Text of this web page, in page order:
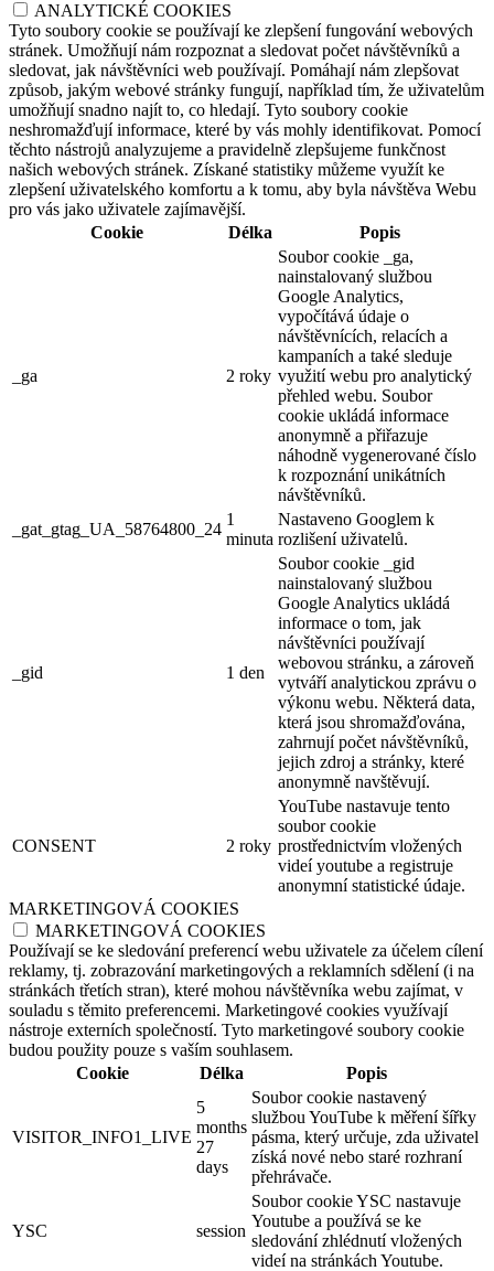
ANALYTICKÉ COOKIES
Tyto soubory cookie se používají ke zlepšení fungování webových
stránek. Umožňují nám rozpoznat a sledovat počet návštěvníků a
sledovat, jak návštěvníci web používají. Pomáhají nám zlepšovat
způsob, jakým webové stránky fungují, například tím, že uživatelům
umožňují snadno najít to, co hledají. Tyto soubory cookie
neshromažďují informace, které by vás mohly identifikovat. Pomocí
těchto nástrojů analyzujeme a pravidelně zlepšujeme funkčnost
našich webových stránek. Získané statistiky můžeme využít ke
zlepšení uživatelského komfortu a k tomu, aby byla návštěva Webu
pro vás jako uživatele zajímavější.
Cookie
Délka Popis
_ga 2 roky
Soubor cookie _ga,
nainstalovaný službou
Google Analytics,
vypočítává údaje o
návštěvnících, relacích a
kampaních a také sleduje
využití webu pro analytický
přehled webu. Soubor
cookie ukládá informace
anonymně a přiřazuje
náhodně vygenerované číslo
k rozpoznání unikátních
návštěvníků.
_gat_gtag_UA_58764800_24
1
minuta
Nastaveno Googlem k
rozlišení uživatelů.
_gid 1 den
Soubor cookie _gid
nainstalovaný službou
Google Analytics ukládá
informace o tom, jak
návštěvníci používají
webovou stránku, a zároveň
vytváří analytickou zprávu o
výkonu webu. Některá data,
která jsou shromažďována,
zahrnují počet návštěvníků,
jejich zdroj a stránky, které
anonymně navštěvují.
CONSENT 2 roky
YouTube nastavuje tento
soubor cookie
prostřednictvím vložených
videí youtube a registruje
anonymní statistické údaje.
MARKETINGOVÁ COOKIES
MARKETINGOVÁ COOKIES
Používají se ke sledování preferencí webu uživatele za účelem cílení
reklamy, tj. zobrazování marketingových a reklamních sdělení (i na
stránkách třetích stran), které mohou návštěvníka webu zajímat, v
souladu s těmito preferencemi. Marketingové cookies využívají
nástroje externích společností. Tyto marketingové soubory cookie
budou použity pouze s vaším souhlasem.
Cookie
Délka Popis
VISITOR_INFO1_LIVE
5
months
27
days
Soubor cookie nastavený
službou YouTube k měření šířky
pásma, který určuje, zda uživatel
získá nové nebo staré rozhraní
přehrávače.
YSC session
Soubor cookie YSC nastavuje
Youtube a používá se ke
sledování zhlédnutí vložených
videí na stránkách Youtube.